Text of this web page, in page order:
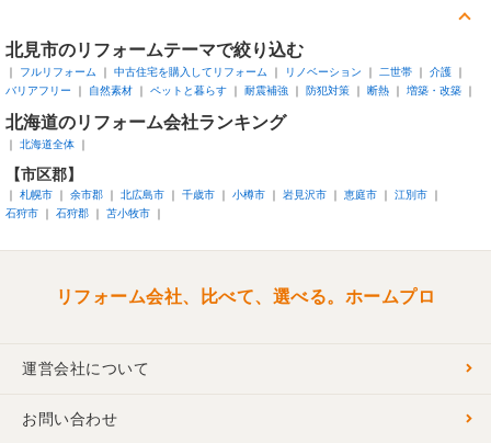
北見市のリフォームテーマで絞り込む
フルリフォーム 中古住宅を購入してリフォーム リノベーション 二世帯
介護
バリアフリー
自然素材 ペットと暮らす 耐震補強 防犯対策 断熱 増築・改築
北海道のリフォーム会社ランキング
北海道全体
【市区郡】
札幌市 余市郡 北広島市 千歳市 小樽市 岩見沢市 恵庭市
江別市
石狩市
石狩郡 苫小牧市
リフォーム会社、比べて、選べる。ホームプロ
運営会社について
お問い合わせ